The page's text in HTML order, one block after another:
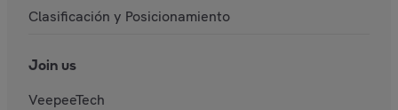
Clasificación y Posicionamiento
Join us
VeepeeTech